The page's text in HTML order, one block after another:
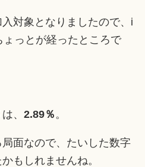
対象となりましたので、i
っとが経ったところで
、 2.89％ 。
面なので、たいした数字
もしれませんね。